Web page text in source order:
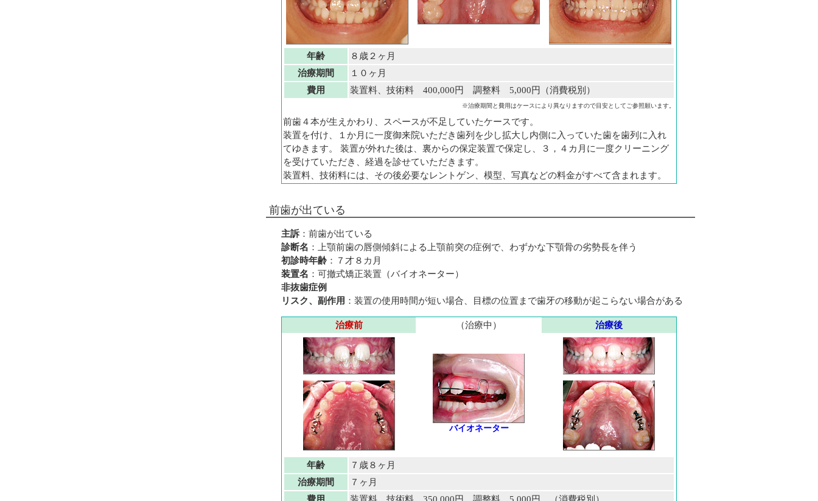
年齢
８歳２ヶ月
治療期間
１０ヶ月
費用
装置料、技術料 400,000円 調整料 5,000円（消費税別）
※治療期間と費用はケースにより異なりますので目安としてご参照願います。
前歯４本が生えかわり、スペースが不足していたケースです。
装置を付け、１か月に一度御来院いただき歯列を少し拡大し内側に入っていた歯を歯列に入れ
てゆきます。 装置が外れた後は、裏からの保定装置で保定し、３，４カ月に一度クリーニング
を受けていただき、経過を診せていただきます。
装置料、技術料には、その後必要なレントゲン、模型、写真などの料金がすべて含まれます。
前歯が出ている
主訴 ：前歯が出ている
診断名 ：上顎前歯の唇側傾斜による上顎前突の症例で、わずかな下顎骨の劣勢長を伴う
初診時年齢 ：７才８カ月
装置名 ：可撤式矯正装置（バイオネーター）
非抜歯症例
リスク、副作用 ：装置の使用時間が短い場合、目標の位置まで歯牙の移動が起こらない場合がある
治療前 （治療中） 治療後
バイオネーター
年齢
７歳８ヶ月
治療期間
７ヶ月